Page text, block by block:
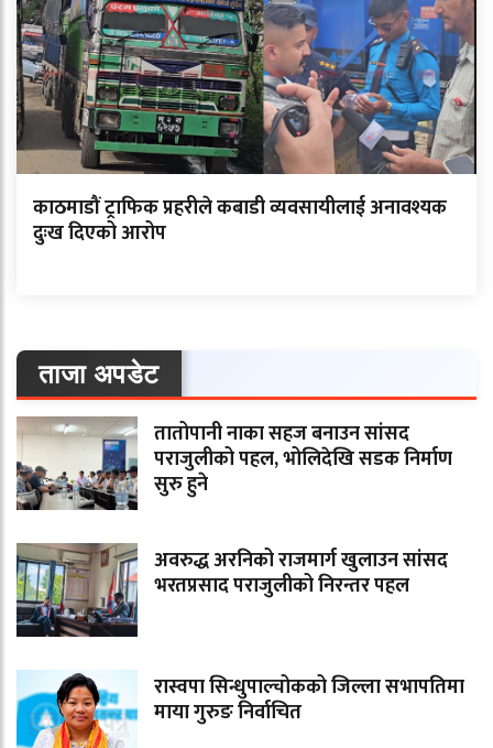
काठमाडौं ट्राफिक प्रहरीले कबाडी व्यवसायीलाई अनावश्यक
दुःख दिएको आरोप
ताजा अपडेट
तातोपानी नाका सहज बनाउन सांसद
पराजुलीको पहल, भोलिदेखि सडक निर्माण
सुरु हुने
अवरुद्ध अरनिको राजमार्ग खुलाउन सांसद
भरतप्रसाद पराजुलीको निरन्तर पहल
रास्वपा सिन्धुपाल्चोकको जिल्ला सभापतिमा
माया गुरुङ निर्वाचित